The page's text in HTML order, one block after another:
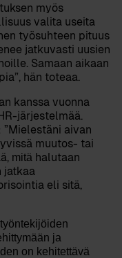
myös
valita useita
työsuhteen pituus
jatkuvasti uusien
Samaan aikaan
hän toteaa.
kanssa vuonna
järjestelmää.
aivan
muutos- tai
mitä halutaan
jatkaa
eli sitä,
ja
on kehitettävä